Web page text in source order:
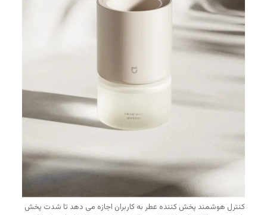
کنترل هوشمند پخش کننده عطر به کاربران اجازه می دهد تا شدت پخش